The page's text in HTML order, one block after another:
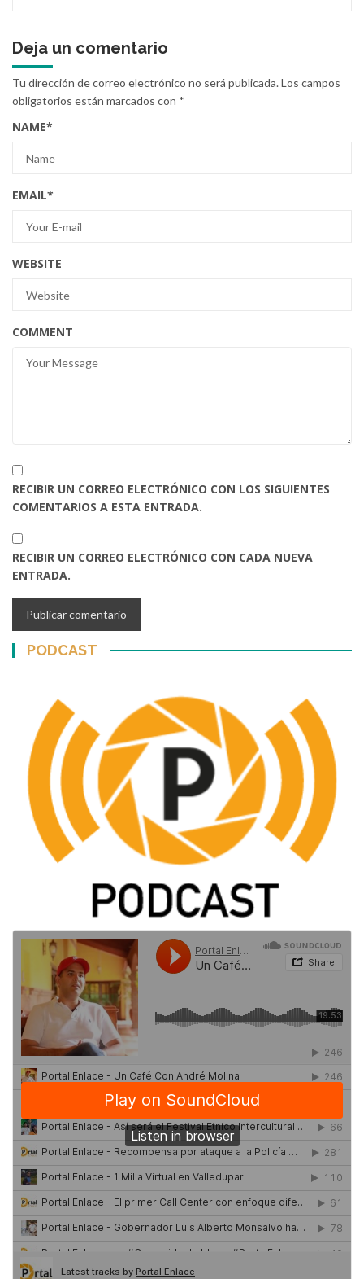
Deja un comentario
Tu dirección de correo electrónico no será publicada.Los campos
obligatorios están marcados con *
NAME*
EMAIL*
WEBSITE
COMMENT
RECIBIR UN CORREO ELECTRÓNICO CON LOS SIGUIENTES
COMENTARIOS A ESTA ENTRADA.
RECIBIR UN CORREO ELECTRÓNICO CON CADA NUEVA
ENTRADA.
PODCAST